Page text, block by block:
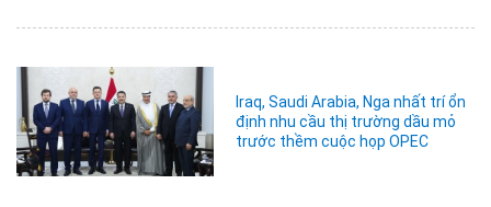
Iraq, Saudi Arabia, Nga nhất trí ổn
định nhu cầu thị trường dầu mỏ
trước thềm cuộc họp OPEC